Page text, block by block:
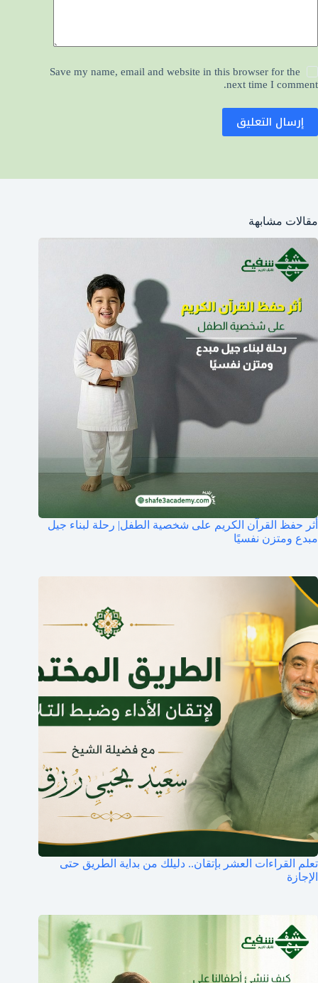
Save my name, email and website in this browser for the
next time I comment.
إرسال التعليق
مقالات مشابهة
أثر حفظ القرآن الكريم على شخصية الطفل| رحلة لبناء جيل
مبدع ومتزن نفسيًا
تعلم القراءات العشر بإتقان.. دليلك من بداية الطريق حتى
الإجازة